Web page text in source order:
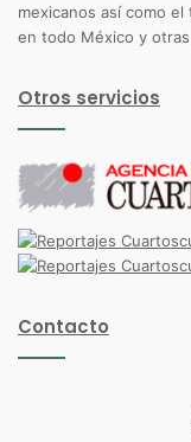
mexicanos así como
en todo México y
Otros servicios
Contacto